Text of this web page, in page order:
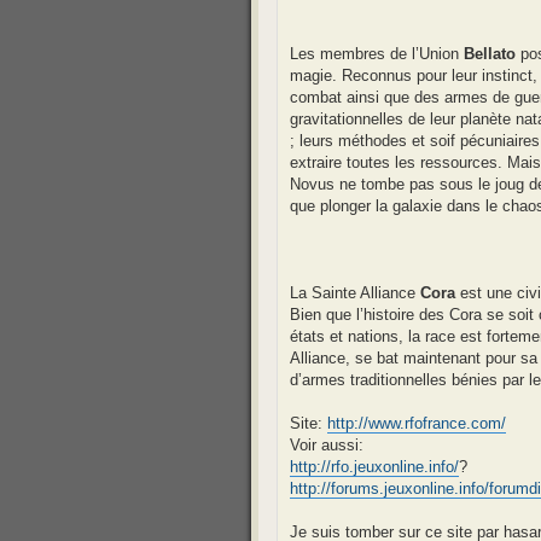
Les membres de l’Union Bellato
magie. Reconnus pour leur
combat ainsi que des armes de
gravitationnelles de leur planète
; leurs méthodes et soif
extraire toutes les ressources.
Novus ne tombe pas sous le joug
que plonger la galaxie dans le
La Sainte Alliance Cora est une
Bien que l’histoire des Cora se
états et nations, la race est
Alliance, se bat maintenant pour
d’armes traditionnelles bénies par
Site: http://www.rfofrance.com/
Voir aussi:
http://rfo.jeuxonline.info/?
http://forums.jeuxonline.info/
Je suis tomber sur ce site par